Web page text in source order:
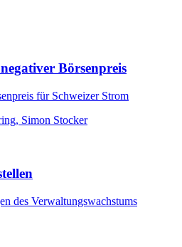
Börsenpreis
für Schweizer Strom
Simon Stocker
des Verwaltungswachstums